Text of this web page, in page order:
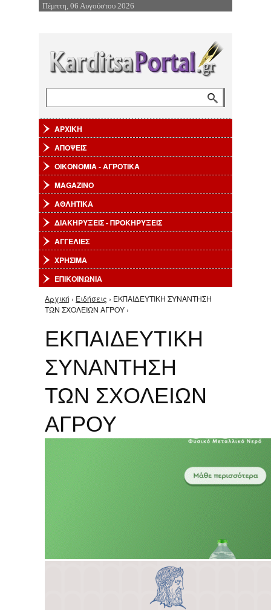
Επιστροφή στην Πλοήγηση
Πέμπτη, 06 Αυγούστου 2026
ΑΡΧΙΚΗ
ΑΠΟΨΕΙΣ
ΟΙΚΟΝΟΜΙΑ - ΑΓΡΟΤΙΚΑ
MAGAZINO
ΑΘΛΗΤΙΚΑ
ΔΙΑΚΗΡΥΞΕΙΣ - ΠΡΟΚΗΡΥΞΕΙΣ
ΑΓΓΕΛΙΕΣ
ΧΡΗΣΙΜΑ
ΕΠΙΚΟΙΝΩΝΙΑ
Είστε εδώ
Αρχική › Ειδήσεις › ΕΚΠΑΙΔΕΥΤΙΚΗ ΣΥΝΑΝΤΗΣΗ
ΤΩΝ ΣΧΟΛΕΙΩΝ ΑΓΡΟΥ ›
ΕΚΠΑΙΔΕΥΤΙΚΗ
ΣΥΝΑΝΤΗΣΗ
ΤΩΝ ΣΧΟΛΕΙΩΝ
ΑΓΡΟΥ